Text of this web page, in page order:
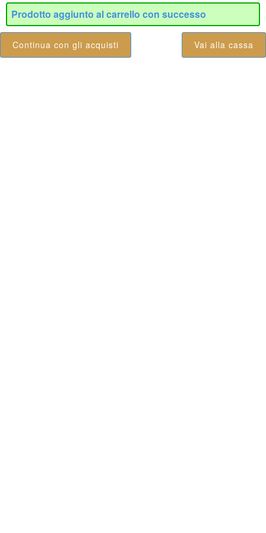
Prodotto aggiunto al carrello con successo
Continua con gli acquisti Vai alla cassa